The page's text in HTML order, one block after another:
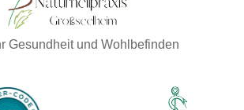
Gesundheit und Wohlbefinden